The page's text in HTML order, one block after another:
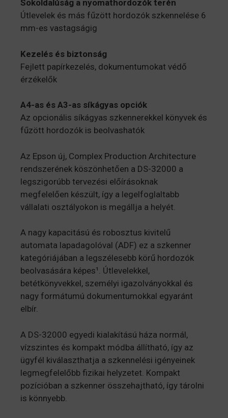
Sokoldalúság a nyomathordozók terén
Útlevelek és más fűzött hordozók szkennelése 6
mm-es vastagságig
Kezelés és biztonság
Fejlett papírkezelés, dokumentumokat védő
érzékelők
A4-as és A3-as síkágyas opciók
Az opcionális síkágyas szkennerekkel könyvek és
fűzött hordozók is beolvashatók
Az Epson új, Complex Production Architecture
rendszerének köszönhetően a DS-32000 a
legszigorúbb tervezési előírásoknak
megfelelően készült, így a legelfoglaltabb
vállalati osztályokon is megállja a helyét.
A nagy kapacitású és robosztus kivitelű
automata lapadagolóval (ADF) ez a szkenner
kategóriájában a legszélesebb körű hordozók
beolvasására képes¹. Útlevelekkel,
betétkönyvekkel, személyi igazolványokkal és
nagy formátumú dokumentumokkal egyaránt
elbír.
A DS-32000 egyedi kialakítású háza normál,
vízszintes és kompakt módba állítható, így az
ügyfél kiválaszthatja a szkennelési igényeinek
legmegfelelőbb fizikai helyzetet. Kompakt
pozícióban a szkenner összehajtható, így tárolni
is könnyebb.